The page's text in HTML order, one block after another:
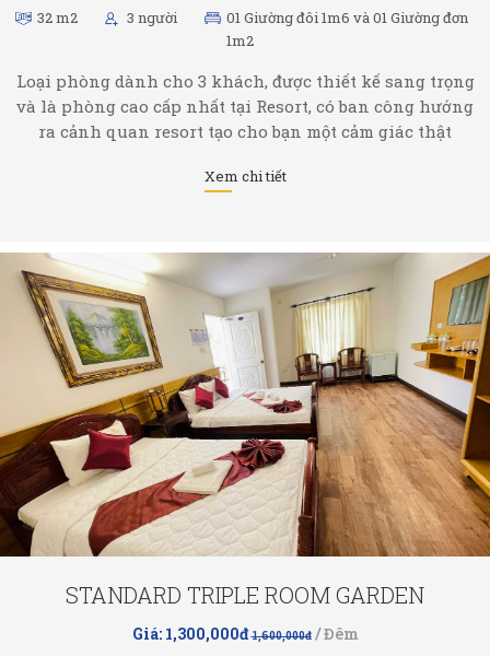
32 m2 3 người
01 Giường đôi 1m6 và 01 Giường đơn
1m2
Loại phòng dành cho 3 khách, được thiết kế sang trọng
và là phòng cao cấp nhất tại Resort, có ban công hướng
ra cảnh quan resort tạo cho bạn một cảm giác thật
Xem chi tiết
STANDARD TRIPLE ROOM GARDEN
Giá: 1,300,000đ1,600,000đ/ Đêm